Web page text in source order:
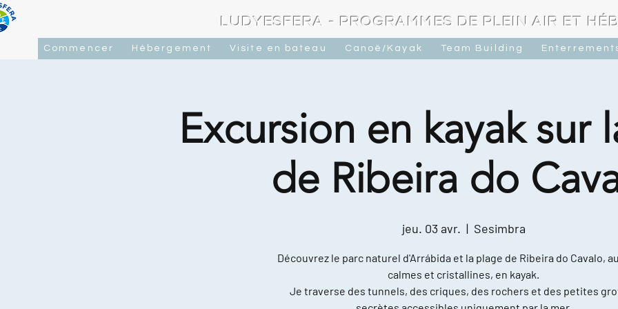
LUDYESFERA - PROGRAMMES DE PLEIN AIR ET
Commencer Hébergement Visite en bateau Canoë/Kayak Team Building
Excursion en kayak sur
de Ribeira do
jeu. 03 avr.
  |
Sesimbra
Découvrez le parc naturel d'Arrábida et la plage de Ribeira do Cavalo,
calmes et cristallines, en kayak.
Je traverse des tunnels, des criques, des rochers et des petites